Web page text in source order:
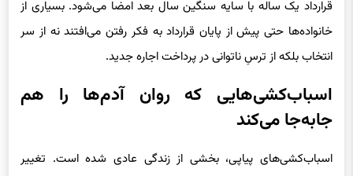
خانواده‌ها حتی پیش از پایان قرارداد به فکر رفتن می‌افتند نه از سر
انتخاب بلکه از ترسِ ناتوانی در پرداخت اجاره جدید.
اسباب‌کشی‌هایی که روان آدم‌ها را هم
جابه‌جا می‌کند
اسباب‌کشی‌های پیاپی، بخشی از زندگی عادی شده است. تغییر
محله، تغییر مدرسه، دور شدن از محل کار و هزینه‌هایی که هیچ